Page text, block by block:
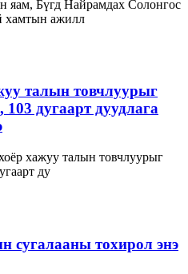
Бүгд Найрамдах Солонгос
хамтын ажилл
талын товчлуурыг
103 дугаарт дуудлага
хажуу талын товчлуурыг
ду
тохирол энэ